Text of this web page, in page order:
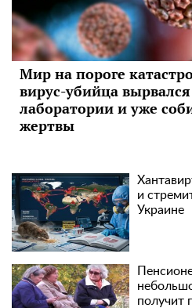
Мир на пороге
вирус-убийца
лаборатории и уже
жертвы
и
Украине
получит